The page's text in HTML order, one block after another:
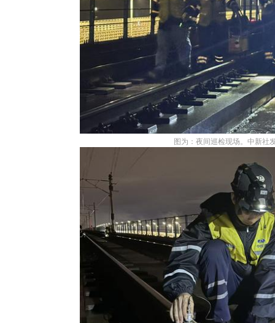
图为：夜间巡检现场。中新社